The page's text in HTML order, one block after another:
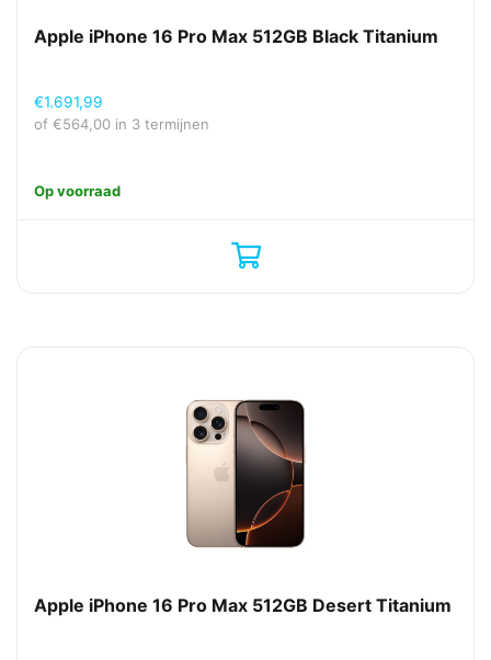
Apple iPhone 16 Pro Max 512GB Black Titanium
€1.691,99
of €564,00 in 3 termijnen
Op voorraad
Apple iPhone 16 Pro Max 512GB Desert Titanium